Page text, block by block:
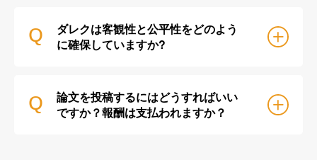
Q
ダレクは客観性と公平性をどのよう
に確保していますか?
Q
論文を投稿するにはどうすればいい
ですか？報酬は支払われますか？